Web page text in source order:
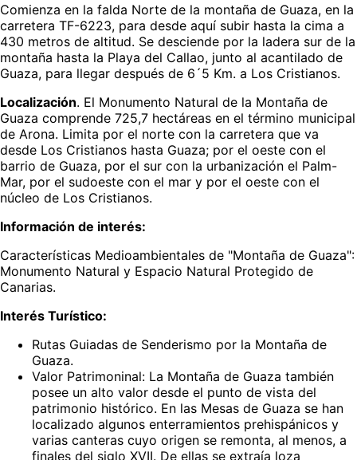
Comienza en la falda Norte de la montaña de Guaza, en la
carretera TF-6223, para desde aquí subir hasta la cima a
430 metros de altitud. Se desciende por la ladera sur de la
montaña hasta la Playa del Callao, junto al acantilado de
Guaza, para llegar después de 6´5 Km. a Los Cristianos.
Localización. El Monumento Natural de la Montaña de
Guaza comprende 725,7 hectáreas en el término municipal
de Arona. Limita por el norte con la carretera que va
desde Los Cristianos hasta Guaza; por el oeste con el
barrio de Guaza, por el sur con la urbanización el Palm-
Mar, por el sudoeste con el mar y por el oeste con el
núcleo de Los Cristianos.
Información de interés:
Características Medioambientales de "Montaña de Guaza":
Monumento Natural y Espacio Natural Protegido de
Canarias.
Interés Turístico:
Rutas Guiadas de Senderismo por la Montaña de
Guaza.
Valor Patrimoninal: La Montaña de Guaza también
posee un alto valor desde el punto de vista del
patrimonio histórico. En las Mesas de Guaza se han
localizado algunos enterramientos prehispánicos y
varias canteras cuyo origen se remonta, al menos, a
finales del siglo XVII. De ellas se extraía loza